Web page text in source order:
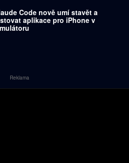
Code nově umí stavět a
aplikace pro iPhone v
Reklama